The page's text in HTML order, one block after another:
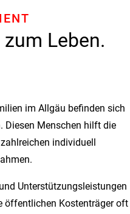
Leben.
im Allgäu befinden sich
Diesen Menschen hilft die
individuell
Unterstützungsleistungen
öffentlichen Kostenträger oft